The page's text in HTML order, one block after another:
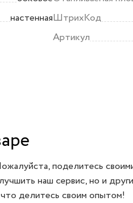
настеннаяШтрихКод
Артикул
поделитесь
наш сервис, но и
делитесь своим опытом!